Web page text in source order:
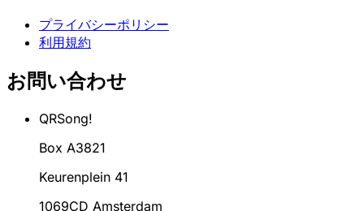
プライバシーポリシー
利用規約
お問い合わせ
QRSong!
Box A3821
Keurenplein 41
1069CD Amsterdam